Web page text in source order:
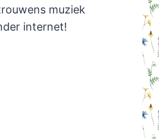
muziek
internet!